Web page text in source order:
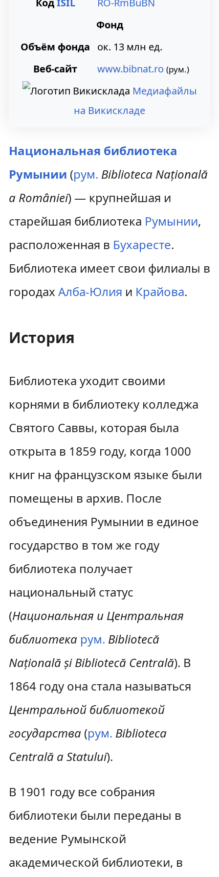
Фонд
Объём фонда
ок. 13 млн ед.
Веб-сайт
www.bibnat.ro (рум.)
Медиафайлы
на Викискладе
Национальная библиотека
Румынии (рум. Biblioteca Națională
a României) — крупнейшая и
старейшая библиотека Румынии,
расположенная в Бухаресте.
Библиотека имеет свои филиалы в
городах Алба-Юлия и Крайова.
История
Библиотека уходит своими
корнями в библиотеку колледжа
Святого Саввы, которая была
открыта в 1859 году, когда 1000
книг на французском языке были
помещены в архив. После
объединения Румынии в единое
государство в том же году
библиотека получает
национальный статус
(Национальная и Центральная
библиотека рум. Bibliotecă
Naţională şi Bibliotecă Centrală). В
1864 году она стала называться
Центральной библиотекой
государства (рум. Biblioteca
Centrală a Statului).
В 1901 году все собрания
библиотеки были переданы в
ведение Румынской
академической библиотеки, в